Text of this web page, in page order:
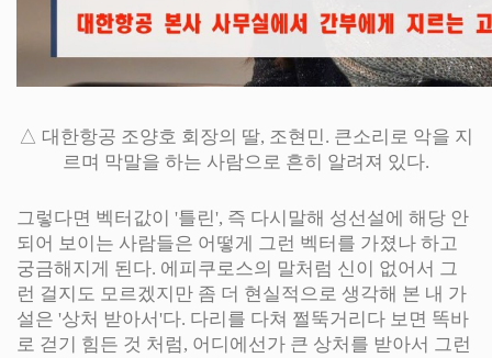
△ 대한항공 조양호 회장의 딸, 조현민. 큰소리로 악을 지
르며 막말을 하는 사람으로 흔히 알려져 있다.
그렇다면 벡터값이 '틀린', 즉 다시말해 성선설에 해당 안
되어 보이는 사람들은 어떻게 그런 벡터를 가졌나 하고
궁금해지게 된다. 에피쿠로스의 말처럼 신이 없어서 그
런 걸지도 모르겠지만 좀 더 현실적으로 생각해 본 내 가
설은 '상처 받아서'다. 다리를 다쳐 쩔뚝거리다 보면 똑바
로 걷기 힘든 것 처럼, 어디에선가 큰 상처를 받아서 그런